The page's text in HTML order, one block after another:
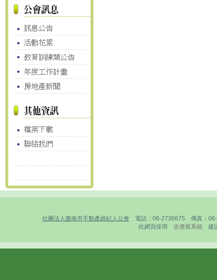
社團法人臺南市不動產經紀人公會 電話：06-2736675 傳真：
此網頁採用 吉便屋系統 建